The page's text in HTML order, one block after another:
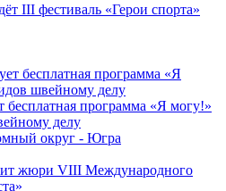
III фестиваль «Герои спорта»
бесплатная программа «Я могу!»
делу
округ - Югра